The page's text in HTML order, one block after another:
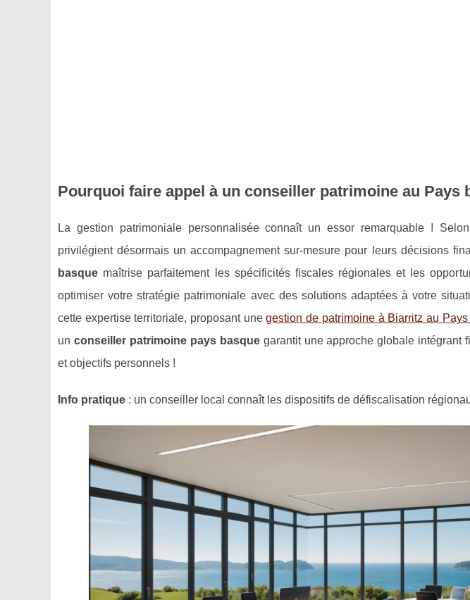
Pourquoi faire appel à un conseiller patrimoine au Pays
La gestion patrimoniale personnalisée connaît un essor remarquable !
privilégient désormais un accompagnement sur-mesure pour leurs décisions
basque maîtrise parfaitement les spécificités fiscales régionales et les
optimiser votre stratégie patrimoniale avec des solutions adaptées à votre
cette expertise territoriale, proposant unegestion de patrimoine à Biarritz au
un conseiller patrimoine pays basquegarantit une approche globale intégrant
et objectifs personnels !
Info pratique : un conseiller local connaît les dispositifs de défiscalisation